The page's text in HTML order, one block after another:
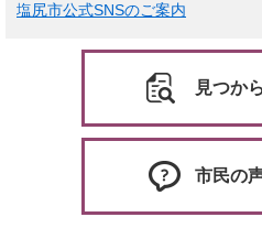
塩尻市公式SNSのご案内
見つか
市民の